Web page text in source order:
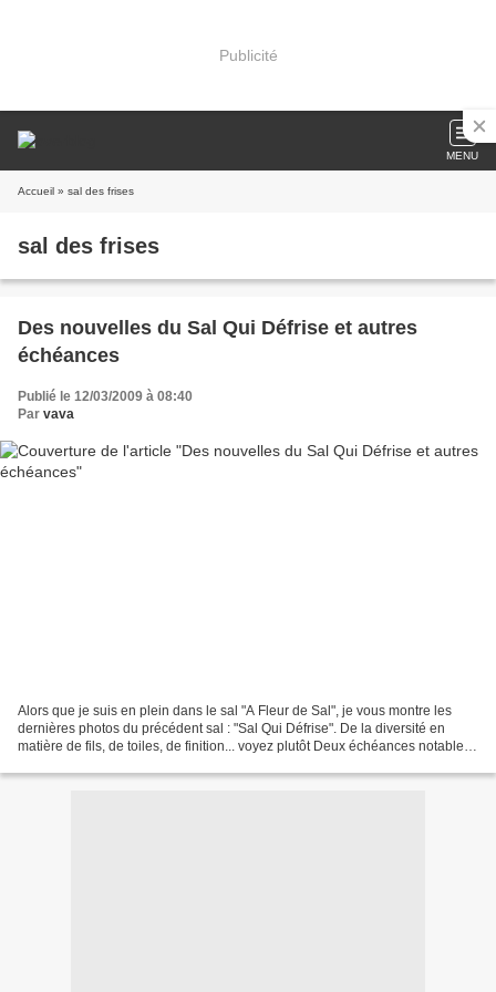
Publicité
MENU
Accueil » sal des frises
sal des frises
Des nouvelles du Sal Qui Défrise et autres
échéances
Publié le 12/03/2009 à 08:40
Par vava
Alors que je suis en plein dans le sal "A Fleur de Sal", je vous montre les
dernières photos du précédent sal : "Sal Qui Défrise". De la diversité en
matière de fils, de toiles, de finition... voyez plutôt Deux échéances notables